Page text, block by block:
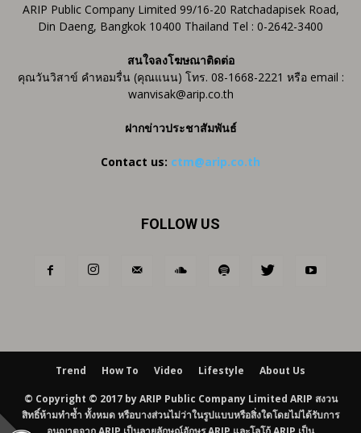
ARIP Public Company Limited 99/16-20 Ratchadapisek Road,
Din Daeng, Bangkok 10400 Thailand Tel : 0-2642-3400
สนใจลงโฆษณาติดต่อ
คุณวันวิสาข์ คำหอมรื่น (คุณแนน) โทร. 08-1668-2221 หรือ email :
wanvisak@arip.co.th
ฝากข่าวประชาสัมพันธ์
Contact us: ctm@arip.co.th
FOLLOW US
Trend How To Video Lifestyle About Us
© Copyright © 2017 by ARIP Public Company Limited ARIP สงวน
สิทธิ์ห้ามทำซ้ำ ทั้งหมด หรือบางส่วนไม่ว่าในรูปแบบหรือสิ่งใดโดยไม่ได้รับการ